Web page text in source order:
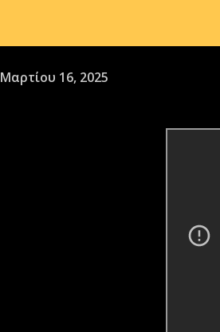
Μαρτίου 16, 2025